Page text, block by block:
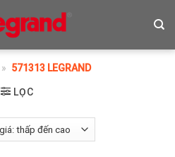
» 571313 LEGRAND
LỌC